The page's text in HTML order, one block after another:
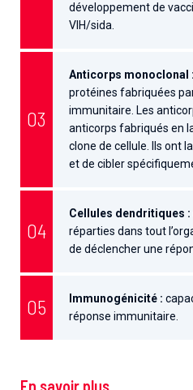
développement de
VIH/sida.
Anticorps monoclonal :
protéines fabriquées
immunitaire. Les
anticorps fabriqués en
clone de cellule. Ils ont
et de cibler
Cellules dendritiques :
réparties dans tout
de déclencher une
Immunogénicité :
réponse immunitaire.